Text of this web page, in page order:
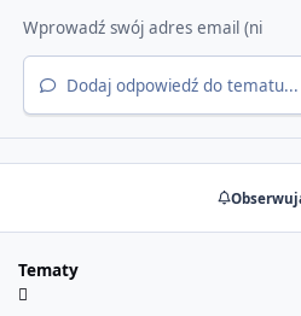
Dodaj odpowiedź do tematu...
Tematy